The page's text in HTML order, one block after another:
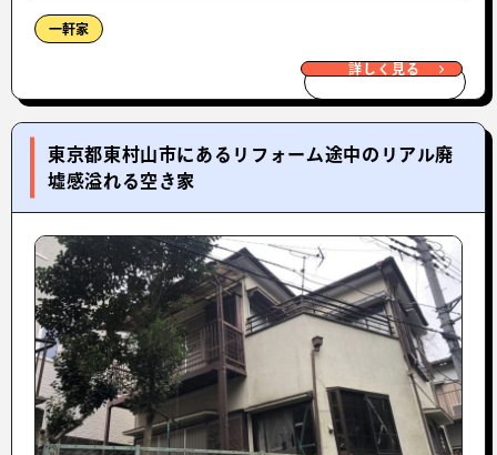
一軒家
詳しく見る
東京都東村山市にあるリフォーム途中のリアル廃
墟感溢れる空き家